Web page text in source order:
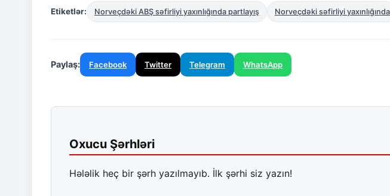
Etiketlər: Norveçdəki ABŞ səfirliyi yaxınlığında partlayış Norveçdəki səfirliyi yaxınlığında
Paylaş: Facebook Twitter Telegram WhatsApp
Oxucu Şərhləri
Hələlik heç bir şərh yazılmayıb. İlk şərhi siz yazın!